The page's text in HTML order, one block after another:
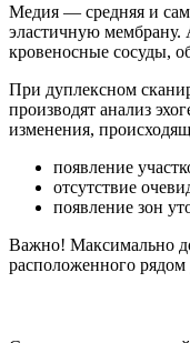
Медия — средняя и
эластичную мембрану.
кровеносные сосуды,
При дуплексном
производят анализ
изменения,
появление
отсутствие
появление зон
Важно! Максимально
расположенного рядом